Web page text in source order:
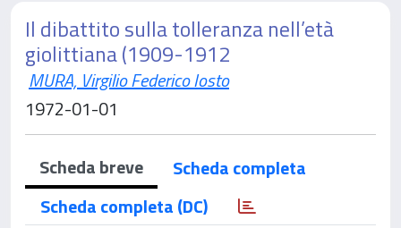
Il dibattito sulla tolleranza nell’età
giolittiana (1909-1912
MURA, Virgilio Federico Iosto
1972-01-01
Scheda breve
Scheda completa
Scheda completa (DC)